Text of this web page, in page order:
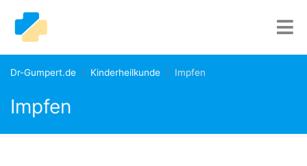
Dr-Gumpert.de Kinderheilkunde Impfen
Impfen